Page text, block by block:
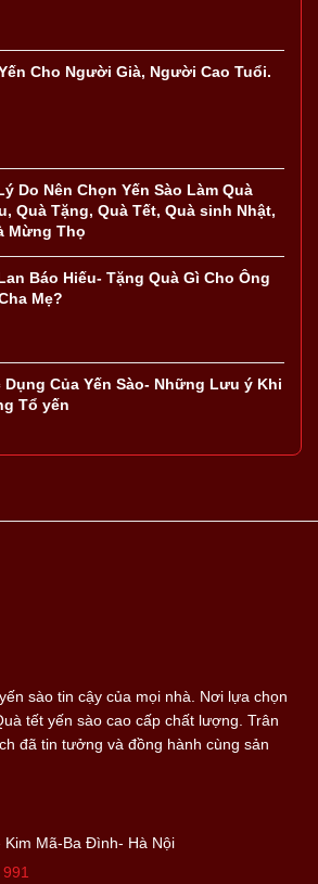
Cho Người Già, Người Cao Tuổi.
Do Nên Chọn Yến Sào Làm Quà
Quà Tặng, Quà Tết, Quà sinh Nhật,
Mừng Thọ
Báo Hiếu- Tặng Quà Gì Cho Ông
Mẹ?
Dụng Của Yến Sào- Những Lưu ý Khi
Tổ yến
sào tin cậy của mọi nhà. Nơi lựa chọn
tết yến sào cao cấp chất lượng. Trân
đã tin tưởng và đồng hành cùng sản
Kim Mã-Ba Đình- Hà Nội